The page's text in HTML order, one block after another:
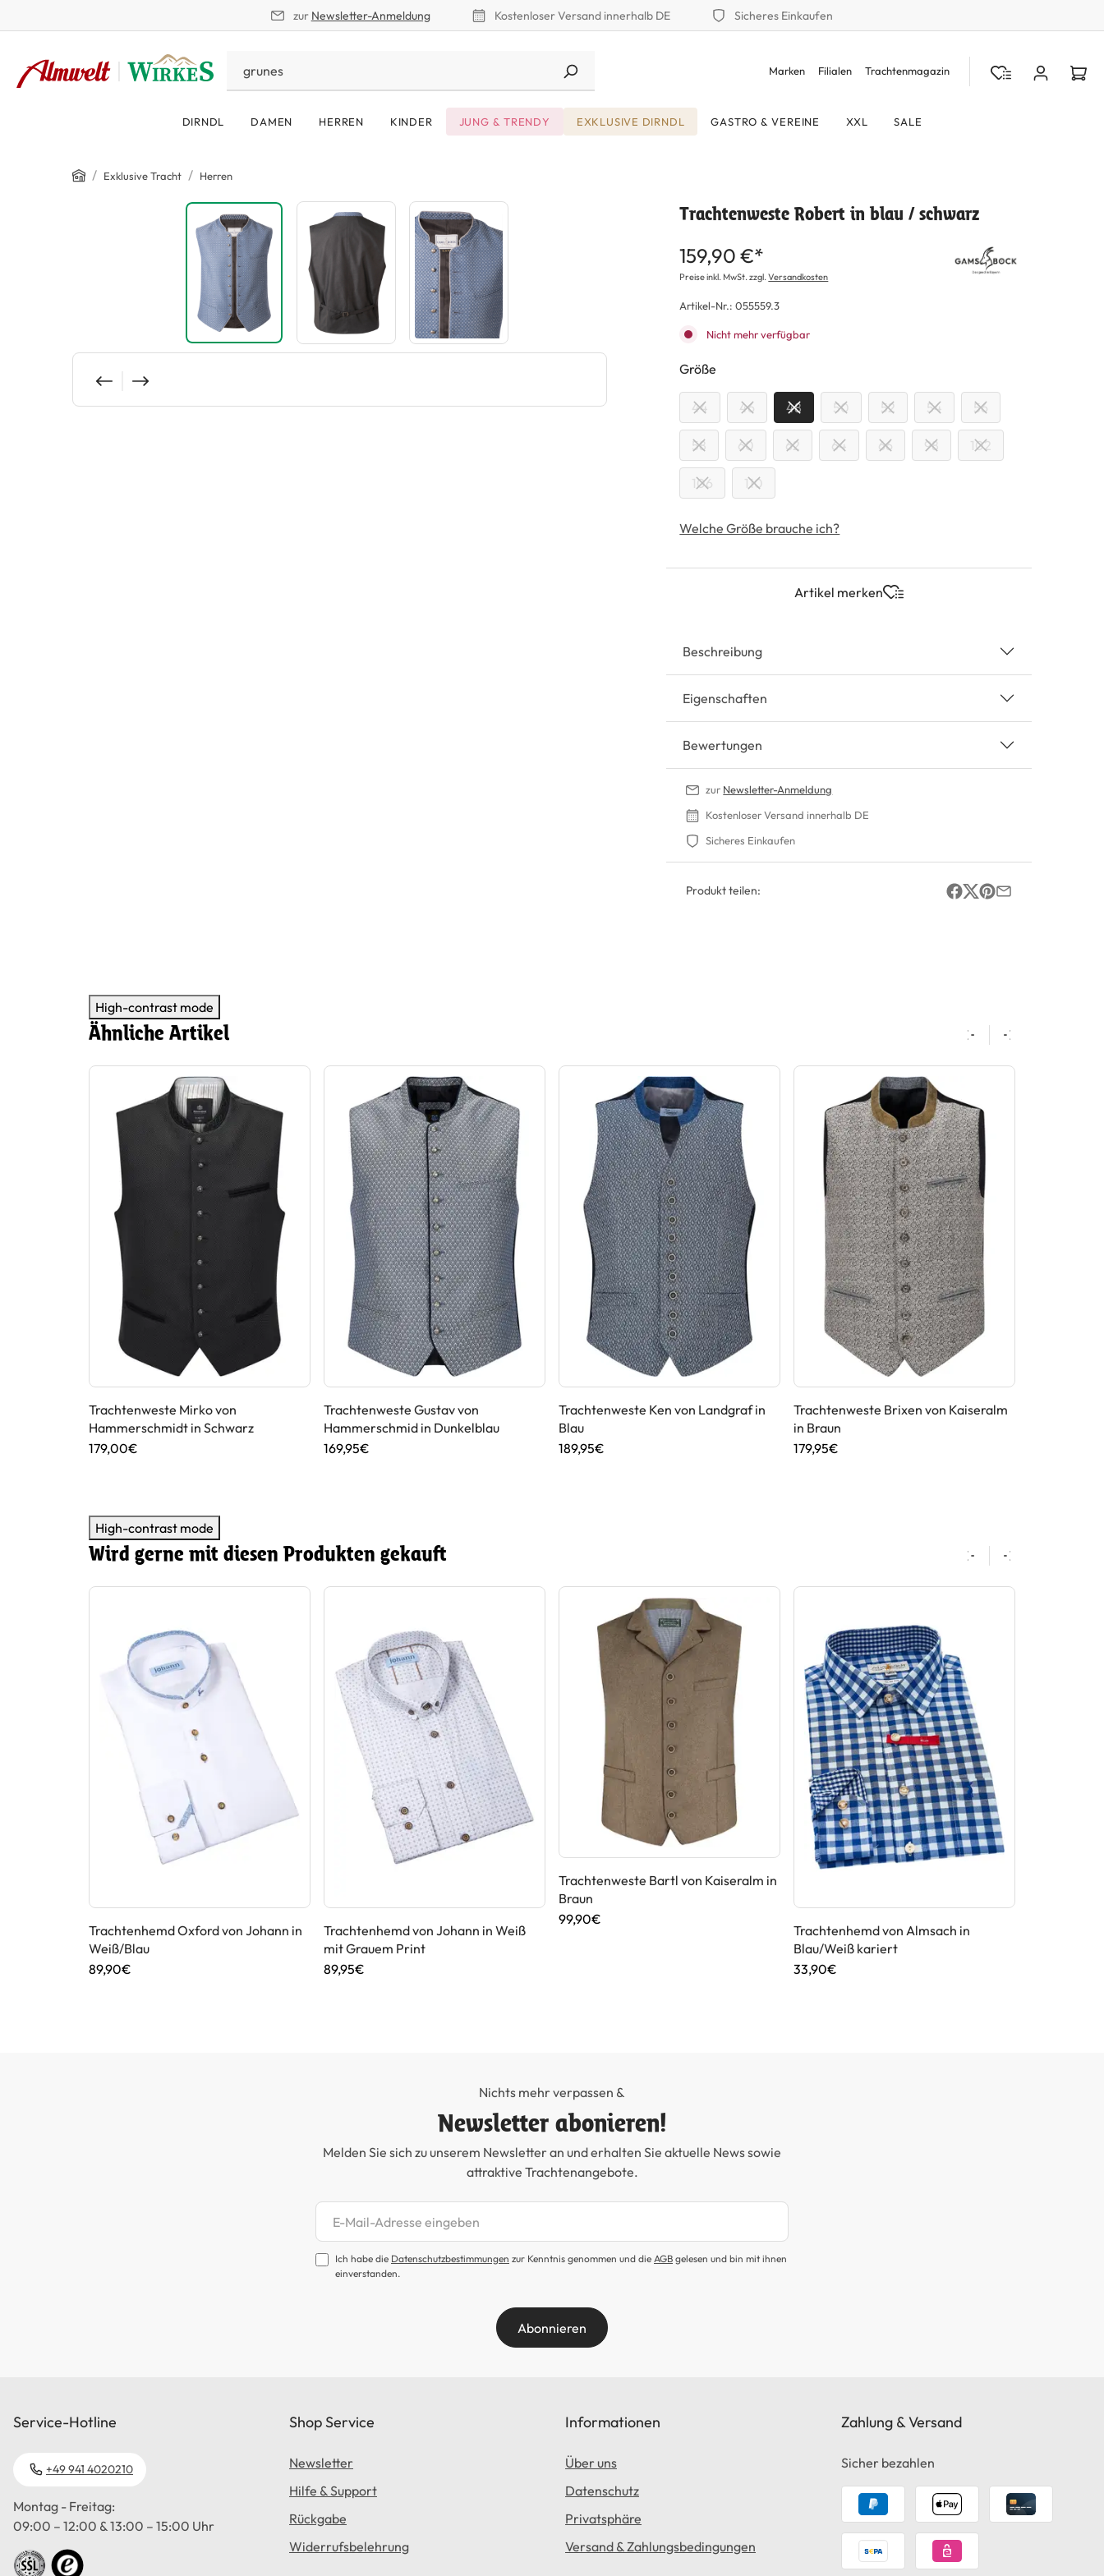
zur Newsletter-Anmeldung Kostenloser Versand innerhalb DE Sicheres Einkaufen
Marken Filialen Trachtenmagazin
DIRNDL DAMEN HERREN KINDER JUNG & TRENDY EXKLUSIVE DIRNDL GASTRO & VEREINE XXL SALE
Home
/ Exklusive Tracht / Herren
Bildergalerie überspringen Trachtenweste Robert in blau / schwarz
159,90 €*
Preise inkl. MwSt. zzgl.Versandkosten
Artikel-Nr.:055559.3
Nicht mehr verfügbar
Größe
44 46 48 50 52 54 56
58 60 62 64 66 98 102
106 110
Welche Größe brauche ich?
Artikel merken
Beschreibung
Eigenschaften
Bewertungen
zur Newsletter-Anmeldung
Kostenloser Versand innerhalb DE
Sicheres Einkaufen
Produkt teilen:
High-contrast mode
Ähnliche Artikel
Trachtenweste Mirko von
Hammerschmidt in Schwarz
179,00€
Trachtenweste Gustav von
Hammerschmid in Dunkelblau
169,95€
Trachtenweste Ken von Landgraf in
Blau
189,95€
Trachtenweste Brixen von Kaiseralm
in Braun
179,95€
High-contrast mode
Wird gerne mit diesen Produkten gekauft
Trachtenhemd Oxford von Johann in
Weiß/Blau
89,90€
Trachtenhemd von Johann in Weiß
mit Grauem Print
89,95€
Trachtenweste Bartl von Kaiseralm in
Braun
99,90€
Trachtenhemd von Almsach in
Blau/Weiß kariert
33,90€
Nichts mehr verpassen &
Newsletter abonieren!
Melden Sie sich zu unserem Newsletter an und erhalten Sie aktuelle News sowie
attraktive Trachtenangebote.
Newsletter abonnieren
Ich habe die Datenschutzbestimmungen zur Kenntnis genommen und die AGB gelesen und bin mit ihnen
einverstanden.
Abonnieren
Service-Hotline
+49 941 4020210
Montag - Freitag:
09:00 – 12:00 & 13:00 – 15:00 Uhr
Shop Service
Newsletter
Hilfe & Support
Rückgabe
Widerrufsbelehrung
Informationen
Über uns
Datenschutz
Privatsphäre
Versand & Zahlungsbedingungen
Zahlung & Versand
Sicher bezahlen